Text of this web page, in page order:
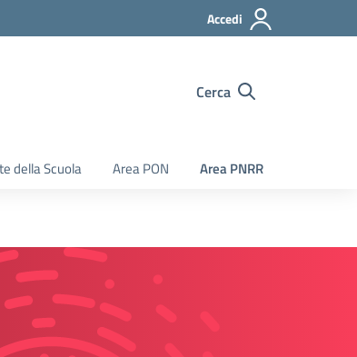
Accedi
Cerca
della Scuola Area PON Area PNRR